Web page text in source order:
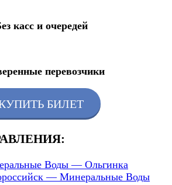
касс и очередей
перевозчики
БИЛЕТ
Воды — Ольгинка
— Минеральные Воды